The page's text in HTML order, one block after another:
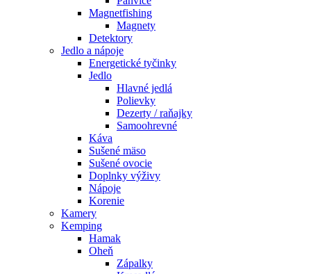
Magnetfishing
Magnety
Detektory
Jedlo a nápoje
Energetické tyčinky
Jedlo
Hlavné jedlá
Polievky
Dezerty / raňajky
Samoohrevné
Káva
Sušené mäso
Sušené ovocie
Doplnky výživy
Nápoje
Korenie
Kamery
Kemping
Hamak
Oheň
Zápalky